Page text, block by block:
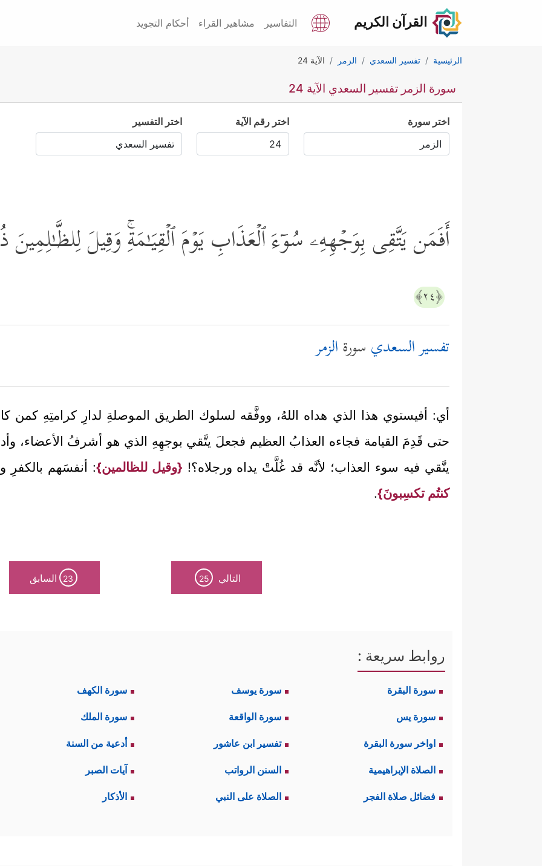
القرآن الكريم التفاسير مشاهير القراء أحكام التجويد
الرئيسية تفسير السعدي الزمر الآية 24
سورة الزمر تفسير السعدي الآية 24
اختر سورة اختر رقم الآية اختر التفسير
أَفَمَن یَتَّقِی بِوَجۡهِهِۦ سُوۤءَ ٱلۡعَذَابِ یَوۡمَ ٱلۡقِیَـٰمَةِۚ وَقِیلَ لِلظَّـٰلِمِینَ
﴿٢٤﴾
تفسير السعدي سورةالزمر
أي: أفيستوي هذا الذي هداه اللهُ، ووفَّقه لسلوك الطريق الموصلةِ لدارِ كرامتِهِ كمن
حتى قَدِمَ القيامة فجاءه العذابُ العظيم فجعلَ يتَّقي بوجهِهِ الذي هو أشرفُ الأعضاء،
يتَّقي فيه سوء العذاب؛ لأنَّه قد غُلَّتْ يداه ورجلاه؟! {وقيل للظالمين}: أنفسَهم بالكفرِ
كنتُم تكسِبونَ}.
التالي 25
23 السابق
روابط سريعة :
سورة البقرة سورة يوسف سورة الكهف
سورة يس سورة الواقعة سورة الملك
اواخر سورة البقرة تفسير ابن عاشور أدعية من السنة
الصلاة الإبراهيمية السنن الرواتب آيات الصبر
فضائل صلاة الفجر الصلاة على النبي الأذكار